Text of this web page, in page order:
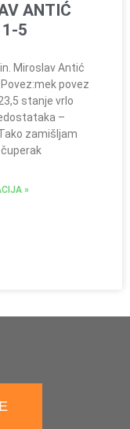
ANTIĆ
5
Miroslav Antić
povez
stanje vrlo
–
zamišljam
»